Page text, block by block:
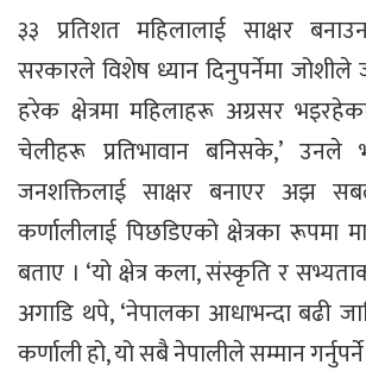
३३ प्रतिशत महिलालाई साक्षर
सरकारले विशेष ध्यान दिनुपर्नेमा जोशीले
हरेक क्षेत्रमा महिलाहरू अग्रसर
चेलीहरू प्रतिभावान बनिसके,’ उनले
जनशक्तिलाई साक्षर बनाएर अझ
कर्णालीलाई पिछडिएको क्षेत्रका रूपमा
बताए । ‘यो क्षेत्र कला, संस्कृति र
अगाडि थपे, ‘नेपालका आधाभन्दा बढी
कर्णाली हो, यो सबै नेपालीले सम्मान गर्नुपर्ने